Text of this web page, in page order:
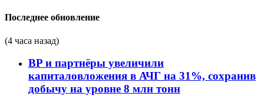
Последнее обновление
(4 часа назад)
BP и партнёры увеличили
капиталовложения в АЧГ на 31%, сохранив
добычу на уровне 8 млн тонн